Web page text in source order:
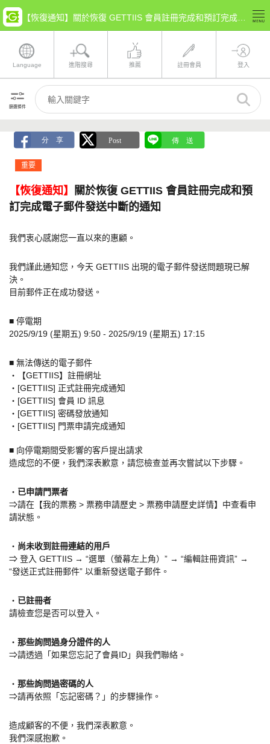
Language 進階搜尋 推薦 註冊會員 登入
篩選條件
重要
【恢復通知】
關於恢復 GETTIIS 會員註冊完成和預
訂完成電子郵件發送中斷的通知
我們衷心感謝您一直以來的惠顧。
我們謹此通知您，今天 GETTIIS 出現的電子郵件發送問題現已解
決。
目前郵件正在成功發送。
■ 停電期
2025/9/19 (星期五) 9:50 - 2025/9/19 (星期五) 17:15
■ 無法傳送的電子郵件
・【GETTIIS】註冊網址
・[GETTIIS] 正式註冊完成通知
・[GETTIIS] 會員 ID 訊息
・[GETTIIS] 密碼發放通知
・[GETTIIS] 門票申請完成通知
■ 向停電期間受影響的客戶提出請求
造成您的不便，我們深表歉意，請您檢查並再次嘗試以下步驟。
・ 已申請門票者
⇒請在【我的票務 > 票務申請歷史 > 票務申請歷史詳情】中查看申
請狀態。
・ 尚未收到註冊連結的用戶
⇒ 登入 GETTIIS → “選單（螢幕左上角）” → “編輯註冊資訊” →
“發送正式註冊郵件” 以重新發送電子郵件。
・ 已註冊者
請檢查您是否可以登入。
・ 那些詢問過身分證件的人
⇒請透過「如果您忘記了會員ID」與我們聯絡。
・ 那些詢問過密碼的人
⇒請再依照「忘記密碼？」的步驟操作。
造成顧客的不便，我們深表歉意。
我們深感抱歉。